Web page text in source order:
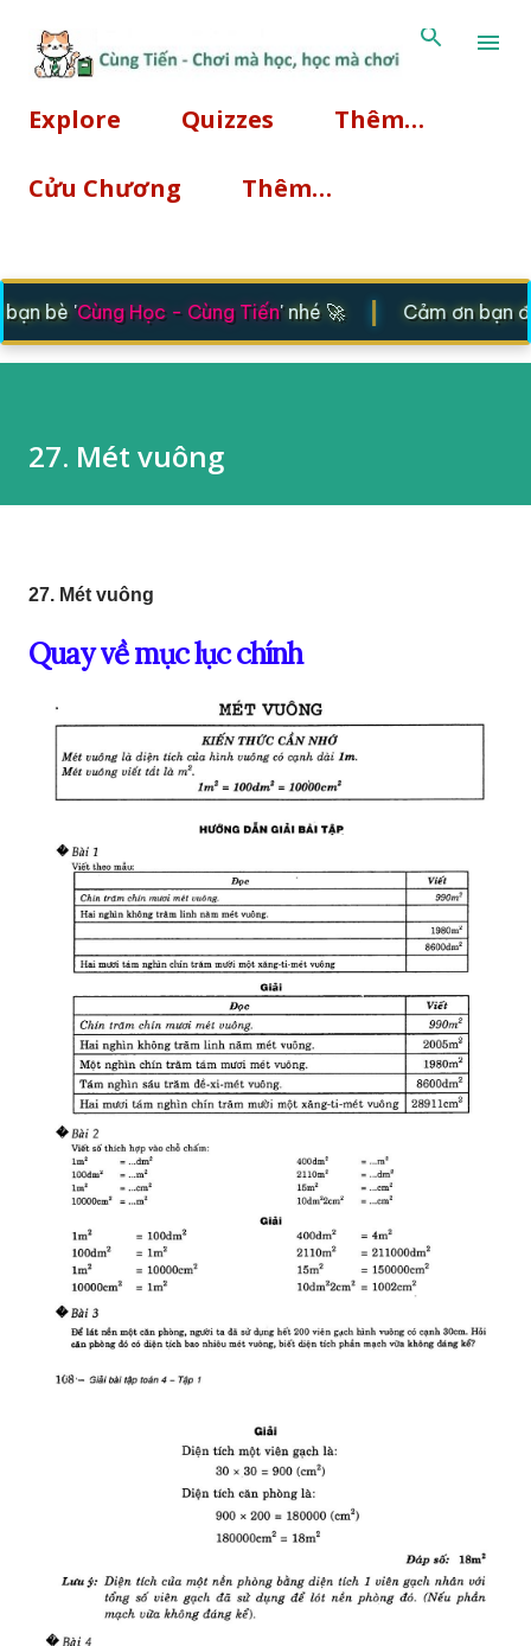
Explore Quizzes Thêm…
Cửu Chương Thêm…
bè 'Cùng Học - Cùng Tiến' nhé 🚀 Cảm ơn bạn
27. Mét vuông
27. Mét vuông
Quay về mục lục chính